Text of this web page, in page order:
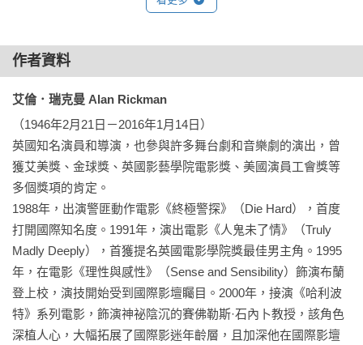
無影無蹤（翁煌德）｜影評專頁
膝關節｜影評人
***
「一個人會因各種原因開始寫日記，選擇記錄的方式和事情也
五花八門。
而我們知道的是，艾倫一旦開始寫日記他便上癮了。」
為什麼接演《哈利波特》的石內卜教授？
《理性與感性》時對李安導演的第一印象？
執導《美人情園》時，發現凱特．溫斯蕾進入角色的奇特方
式？
《瘋狂理髮師》被迫缺席獎項而感不滿？
作者資料
艾倫．瑞克曼 Alan Rickman
（1946年2月21日－2016年1月14日）
英國知名演員和導演，也參與許多舞台劇和音樂劇的演出，曾
獲艾美獎、金球獎、英國影藝學院電影獎、美國演員工會獎等
多個獎項的肯定。
1988年，出演警匪動作電影《終極警探》（Die Hard），首度
打開國際知名度。1991年，演出電影《人鬼未了情》（Truly
Madly Deeply），首獲提名英國電影學院獎最佳男主角。1995
年，在電影《理性與感性》（Sense and Sensibility）飾演布蘭
登上校，演技開始受到國際影壇矚目。2000年，接演《哈利波
特》系列電影，飾演神祕陰沉的賽佛勒斯·石內卜教授，該角色
深植人心，大幅拓展了國際影迷年齡層，且加深他在國際影壇